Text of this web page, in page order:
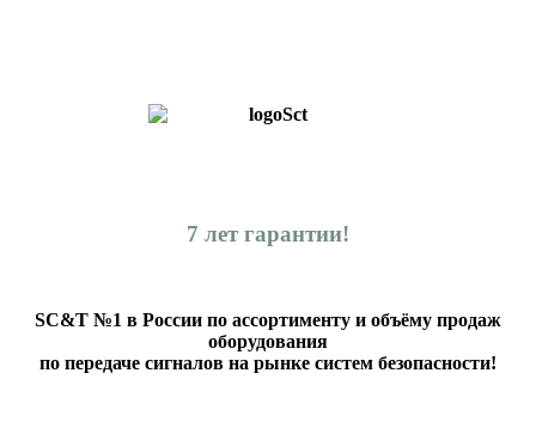
7 лет гарантии!
SC&T №1 в России по ассортименту и объёму продаж
оборудования
по передаче сигналов на рынке систем безопасности!